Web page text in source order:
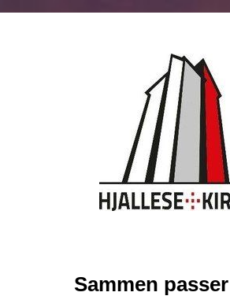
Sammen